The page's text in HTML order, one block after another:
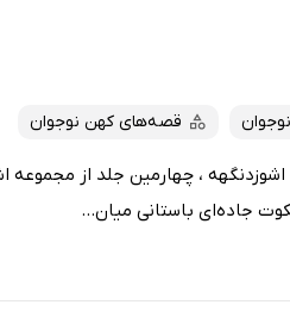
قصه‌های کهن نوجوان
، چهارمین جلد از مجموعه
جاده‌ای باستانی میان...